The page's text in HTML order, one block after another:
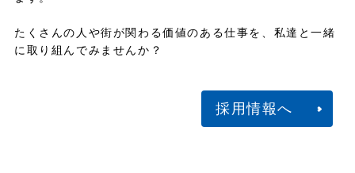
たくさんの人や街が関わる価値のある仕事を、私達と一緒
に取り組んでみませんか？
採用情報へ